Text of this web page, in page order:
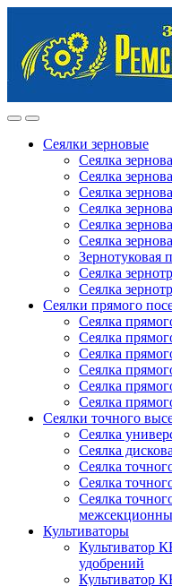
navigation
content
Сеялки зерновые
Сеялка
Сеялка
Сеялка
Сеялка
Сеялка
Сеялка
Зернотуковая
Сеялка
Сеялка
Сеялки прямого
Сеялка
Сеялка
Сеялка
Сеялка
Сеялка
Сеялка
Сеялки точного
Сеялка
Сеялка
Сеялка
Сеялка
Сеялка
Культиваторы
Культиватор
удобрений
Культиватор